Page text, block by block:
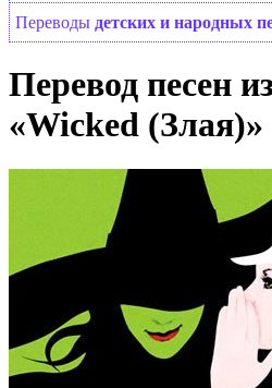
Переводы детских и народных
Перевод песен
«Wicked (Злая)»